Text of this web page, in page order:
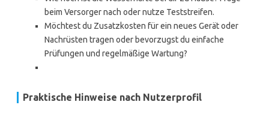
beim Versorger nach oder nutze Teststreifen.
Möchtest du Zusatzkosten für ein neues Gerät oder
Nachrüsten tragen oder bevorzugst du einfache
Prüfungen und regelmäßige Wartung?
Praktische Hinweise nach Nutzerprofil